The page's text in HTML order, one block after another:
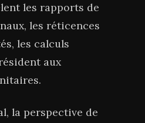
les rapports de
les réticences
les calculs
aux
la perspective de